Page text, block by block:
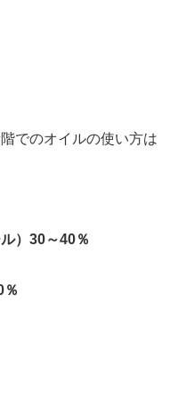
でのオイルの使い方は
）30～40％